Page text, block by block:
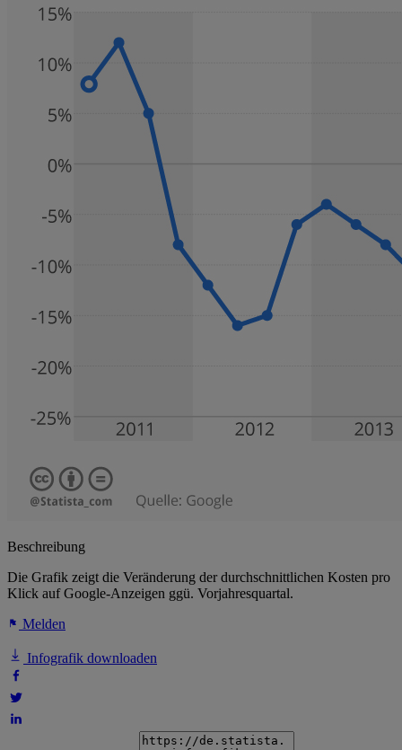
Beschreibung
Die Grafik zeigt die Veränderung der durchschnittlichen Kosten pro
Klick auf Google-Anzeigen ggü. Vorjahresquartal.
Melden
Infografik downloaden